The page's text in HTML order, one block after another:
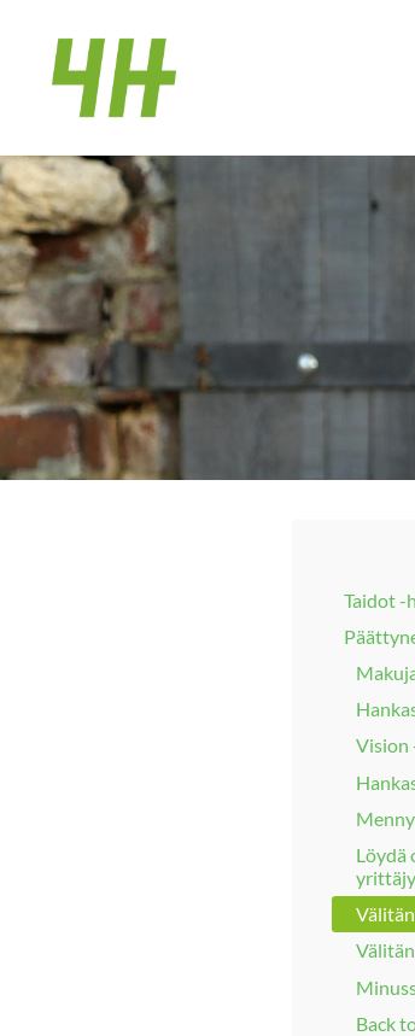
sivun
sisältöön
Hankasalmen 4H-yhdistys
Taidot -
Vision
Löydä
Välitän
Back